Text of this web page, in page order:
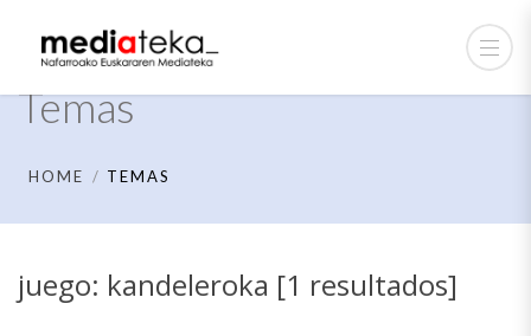
Temas
HOME TEMAS
juego: kandeleroka [1 resultados]